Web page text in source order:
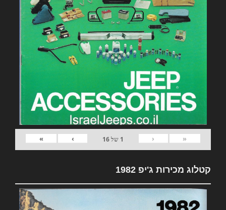
«
‹
1 של16
›
»
קטלוג מכירות ג'יפ 1982